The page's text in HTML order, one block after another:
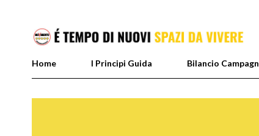
Home I Principi Guida Bilancio